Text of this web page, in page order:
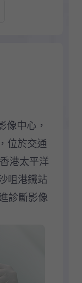
像中心，
位於交通
港太平洋
咀港鐵站
診斷影像